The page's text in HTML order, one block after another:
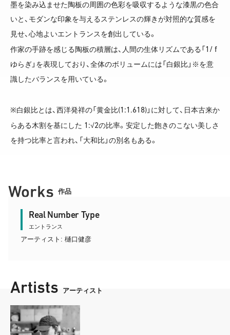
墨を染み込ませた陶板の周囲の色彩を吸収するような漆黒の色合
いと、モダンな印象を与えるステンレスの輝きが対照的な質感を
見せ、心地よいエントランスを創出している。
作家の手跡を感じる陶板の積層は、人間の生体リズムである「 1/ f
ゆらぎ」を表現しており、全体のボリュームには「白銀比」※を意
識したバランスを用いている。
※白銀比とは、西洋発祥の「黄金比(1:1.618)」に対して、日本古来か
らある木割を基にした 1:√2の比率。安定した飽きのこない美しさ
を持つ比率と言われ、「大和比」の別名もある。
Works 作品
Real Number Type
エントランス
アーティスト: 樋口健彦
Artists アーティスト